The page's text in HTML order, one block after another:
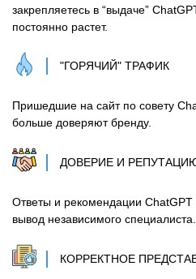
закрепляетесь в “выдаче”
постоянно растет.
"ГОРЯЧИЙ" ТРАФИК
Пришедшие на сайт по совету
больше доверяют бренду.
ДОВЕРИЕ И
Ответы и рекомендации ChatGPT
вывод независимого специалиста.
КОРРЕКТНОЕ